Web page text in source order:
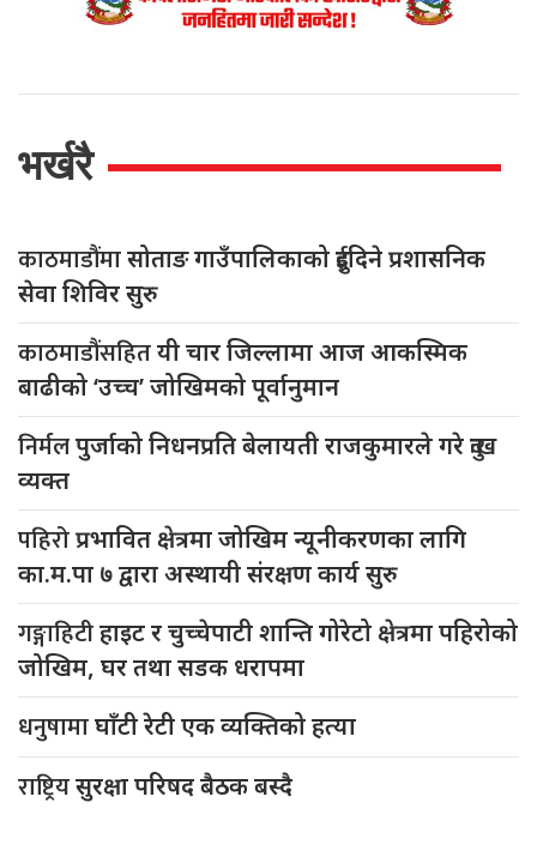
भर्खरै
काठमाडौंमासोताङ गाउँपालिकाको दुईदिने प्रशासनिक
सेवा शिविर सुरु
काठमाडौंसहितयी चार जिल्लामा आज आकस्मिक
बाढीको ‘उच्च’ जोखिमको पूर्वानुमान
निर्मलपुर्जाको निधनप्रति बेलायती राजकुमारले गरे दुःख
व्यक्त
पहिरोप्रभावित क्षेत्रमा जोखिम न्यूनीकरणका लागि
का.म.पा ७ द्वारा अस्थायी संरक्षण कार्य सुरु
गङ्गाहिटीहाइट र चुच्चेपाटी शान्ति गोरेटो क्षेत्रमा पहिरोको
जोखिम, घर तथा सडक धरापमा
धनुषामाघाँटी रेटी एक व्यक्तिको हत्या
राष्ट्रियसुरक्षा परिषद बैठक बस्दै